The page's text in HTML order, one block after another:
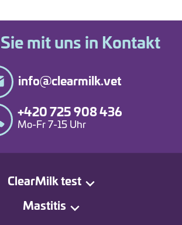
mit uns in Kontakt
info@clearmilk.vet
+420 725 908 436
Mo-Fr 7-15 Uhr
ClearMilk test
Mastitis